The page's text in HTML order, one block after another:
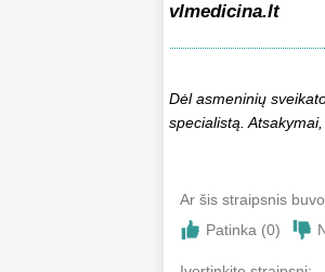
vlmedicina.lt
Dėl asmeninių
specialistą.
Ar šis straipsnis
Patinka (0)